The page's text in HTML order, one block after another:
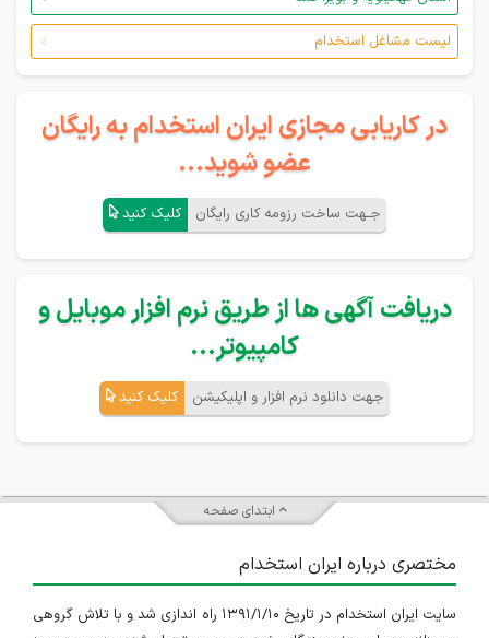
لیست مشاغل استخدام
در کاریابی مجازی ایران استخدام به رایگان
عضو شوید...
جـهت ساخت رزومه کاری رایگان کلیک کنید
دریافت آگهی ها از طریق نرم افزار موبایل و
کامپیوتر...
جهت دانلود نرم افزار و اپلیکیشن کلیک کنید
ابتدای صفحه
مختصری درباره ایران استخدام
سایت ایران استخدام در تاریخ ۱۳۹۱/۱/۱۰ راه اندازی شد و با تلاش گروهی